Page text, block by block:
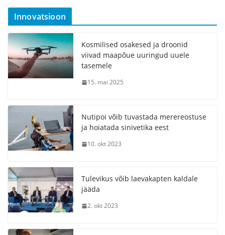
Innovatsioon
Kosmilised osakesed ja droonid
viivad maapõue uuringud uuele
tasemele
15. mai 2025
Nutipoi võib tuvastada merereostuse
ja hoiatada sinivetika eest
10. okt 2023
Tulevikus võib laevakapten kaldale
jääda
2. okt 2023